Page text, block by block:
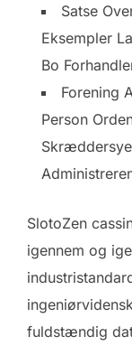
Satse
Eksempler
Bo
Forening
Person
SlotoZen
igennem og
fuldstændig